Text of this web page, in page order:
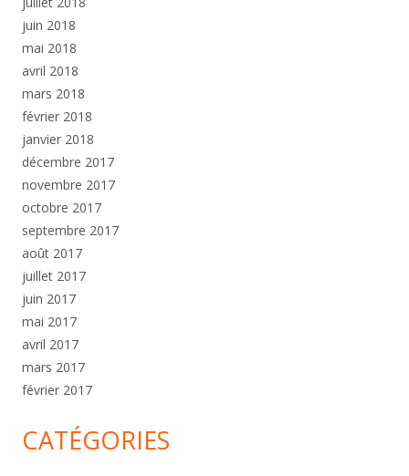
juin 2018
mai 2018
avril 2018
mars 2018
février 2018
janvier 2018
décembre 2017
novembre 2017
octobre 2017
septembre 2017
août 2017
juillet 2017
juin 2017
mai 2017
avril 2017
mars 2017
février 2017
CATÉGORIES